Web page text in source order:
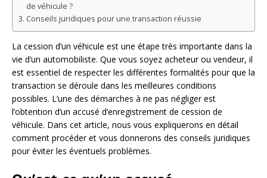
de véhicule ?
Conseils juridiques pour une transaction réussie
La cession d’un véhicule est une étape très importante dans la
vie d’un automobiliste. Que vous soyez acheteur ou vendeur, il
est essentiel de respecter les différentes formalités pour que la
transaction se déroule dans les meilleures conditions
possibles. L’une des démarches à ne pas négliger est
l’obtention d’un accusé d’enregistrement de cession de
véhicule. Dans cet article, nous vous expliquerons en détail
comment procéder et vous donnerons des conseils juridiques
pour éviter les éventuels problèmes.